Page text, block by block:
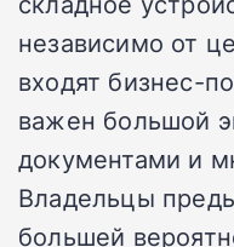
независимо от
входят бизнес-
важен большой
документами и
Владельцы
большей